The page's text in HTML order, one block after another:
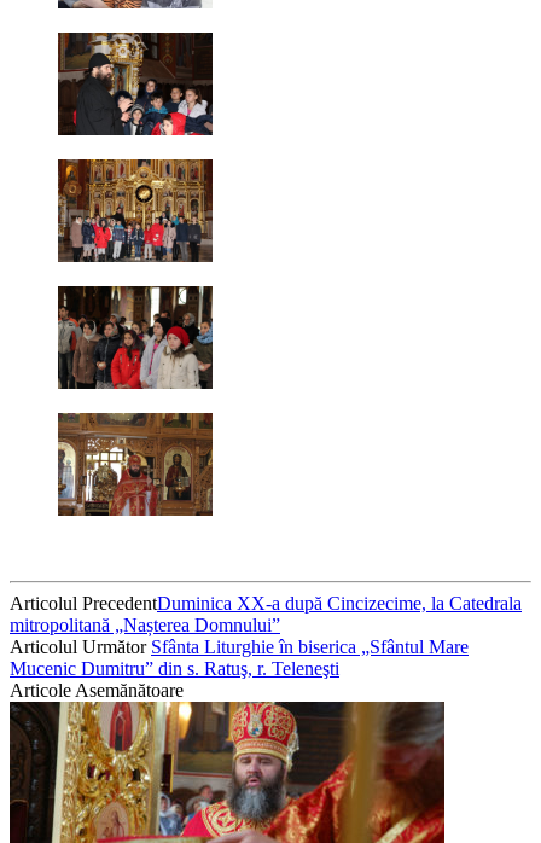
Articolul PrecedentDuminica XX-a după Cincizecime, la Catedrala
mitropolitană „Nașterea Domnului”
Articolul Următor Sfânta Liturghie în biserica „Sfântul Mare
Mucenic Dumitru” din s. Ratuş, r. Teleneşti
Articole Asemănătoare